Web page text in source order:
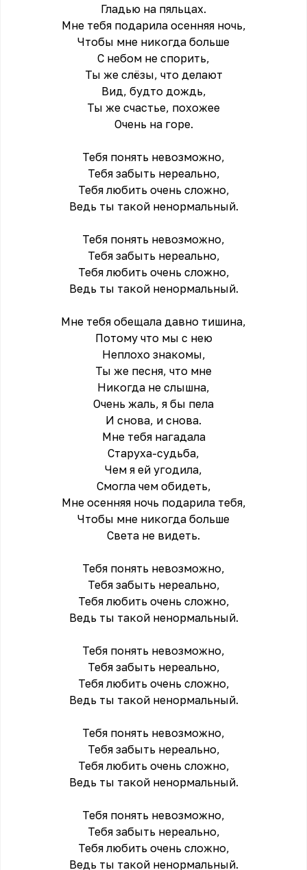
Гладью на пяльцах.
Мне тебя подарила осенняя ночь,
Чтобы мне никогда больше
С небом не спорить,
Ты же слёзы, что делают
Вид, будто дождь,
Ты же счастье, похожее
Очень на горе.
Тебя понять невозможно,
Тебя забыть нереально,
Тебя любить очень сложно,
Ведь ты такой ненормальный.
Тебя понять невозможно,
Тебя забыть нереально,
Тебя любить очень сложно,
Ведь ты такой ненормальный.
Мне тебя обещала давно тишина,
Потому что мы с нею
Неплохо знакомы,
Ты же песня, что мне
Никогда не слышна,
Очень жаль, я бы пела
И снова, и снова.
Мне тебя нагадала
Старуха-судьба,
Чем я ей угодила,
Смогла чем обидеть,
Мне осенняя ночь подарила тебя,
Чтобы мне никогда больше
Света не видеть.
Тебя понять невозможно,
Тебя забыть нереально,
Тебя любить очень сложно,
Ведь ты такой ненормальный.
Тебя понять невозможно,
Тебя забыть нереально,
Тебя любить очень сложно,
Ведь ты такой ненормальный.
Тебя понять невозможно,
Тебя забыть нереально,
Тебя любить очень сложно,
Ведь ты такой ненормальный.
Тебя понять невозможно,
Тебя забыть нереально,
Тебя любить очень сложно,
Ведь ты такой ненормальный.